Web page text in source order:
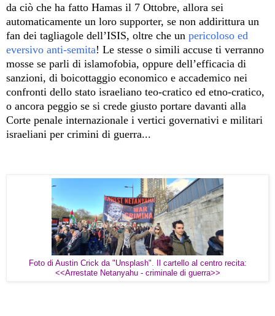
da ciò che ha fatto Hamas il 7 Ottobre, allora sei
automaticamente un loro supporter, se non addirittura un
fan dei tagliagole dell’ISIS, oltre che un pericoloso ed
eversivo anti-semita! Le stesse o simili accuse ti verranno
mosse se parli di islamofobia, oppure dell’efficacia di
sanzioni, di boicottaggio economico e accademico nei
confronti dello stato israeliano teo-cratico ed etno-cratico,
o ancora peggio se si crede giusto portare davanti alla
Corte penale internazionale i vertici governativi e militari
israeliani per crimini di guerra...
Foto di Austin Crick da "Unsplash". Il cartello al centro recita:
<<Arrestate Netanyahu - criminale di guerra>>